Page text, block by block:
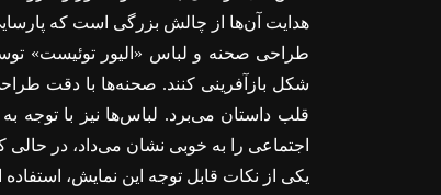
هدایت آن‌ها از چالش بزرگی است که
طراحی صحنه و لباس «الیور توئیست»
شکل بازآفرینی کنند. صحنه‌ها با دقت
قلب داستان می‌برد. لباس‌ها نیز با توجه
اجتماعی را به خوبی نشان می‌داد، در
یکی از نکات قابل توجه این نمایش،